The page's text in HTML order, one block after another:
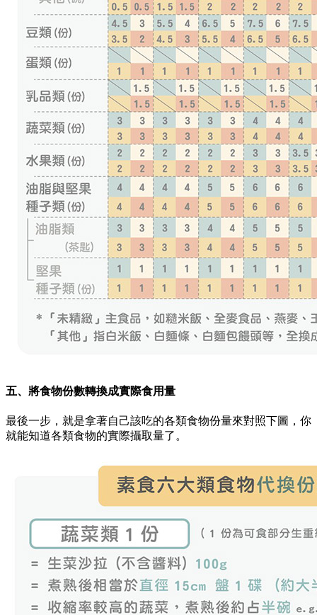
五、將食物份數轉換成實際食用量
最後一步，就是拿著自己該吃的各類食物份量來對照下圖，你
就能知道各類食物的實際攝取量了。